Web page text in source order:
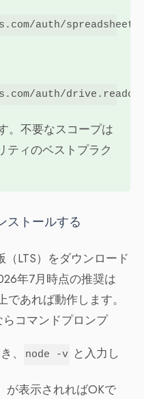
auth/spreadsheets
auth/
。不要なスコープは
ティのベストプラク
ストールする
（LTS）をダウンロード
年7月時点の推奨は
であれば動作します。
コマンドプロンプ
、
node -v と入力し
が表示されればOKで